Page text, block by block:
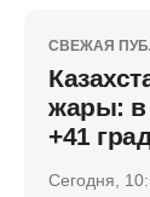
СВЕЖАЯ
жары: в
+41
Сегодня,